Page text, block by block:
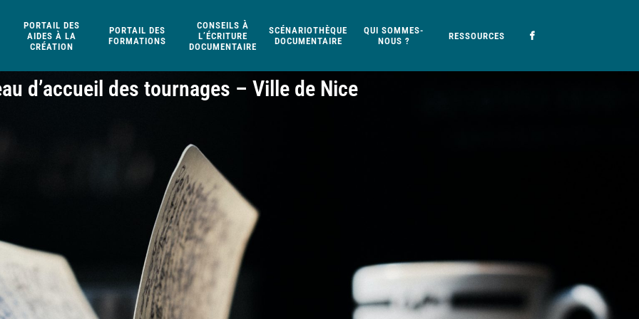
PORTAIL DES
AIDES À LA
CRÉATION
PORTAIL DES
FORMATIONS
CONSEILS À
L’ÉCRITURE
DOCUMENTAIRE
SCÉNARIOTHÈQUE
DOCUMENTAIRE
QUI SOMMES-
NOUS ?
RESSOURCES
d’accueil des tournages – Ville de Nice